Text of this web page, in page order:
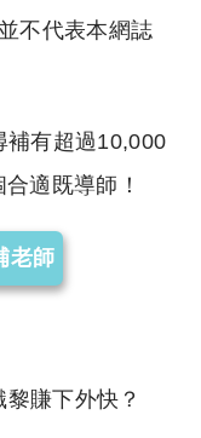
不代表本網誌
補有超過10,000
適既導師！
老師
賺下外快？